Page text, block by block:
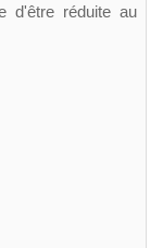
d'être réduite au